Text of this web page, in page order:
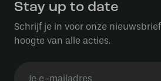
Stay up to date
Schrijf je in voor onze
hoogte van alle acties.